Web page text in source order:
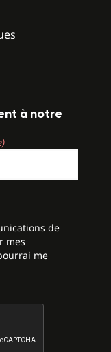
à notre
de
mes
me